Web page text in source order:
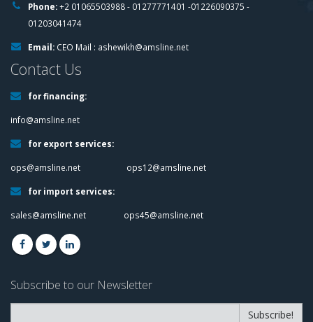
Phone:+2 01065503988 - 01277771401 -01226090375 -
01203041474
Email: CEO Mail : ashewikh@amsline.net
Contact Us
for financing:
info@amsline.net
for export services:
ops@amsline.net ops12@amsline.net
for import services:
sales@amsline.net ops45@amsline.net
Subscribe to our Newsletter